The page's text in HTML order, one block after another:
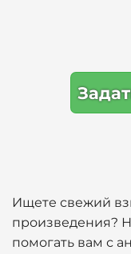
Ищете свежий
произведения?
помогать вам с